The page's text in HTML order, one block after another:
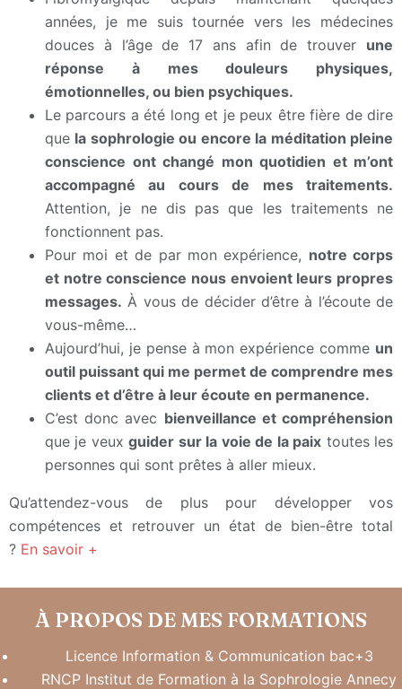
années, je me suis tournée vers les médecines
douces à l’âge de 17 ans afin de trouver une
réponse à mes douleurs physiques,
émotionnelles, ou bien psychiques.
Le parcours a été long et je peux être fière de dire
que la sophrologie ou encore la méditation pleine
conscience ont changé mon quotidien et m’ont
accompagné au cours de mes traitements.
Attention, je ne dis pas que les traitements ne
fonctionnent pas.
Pour moi et de par mon expérience, notre corps
et notre conscience nous envoient leurs propres
messages. À vous de décider d’être à l’écoute de
vous-même…
Aujourd’hui, je pense à mon expérience comme un
outil puissant qui me permet de comprendre mes
clients et d’être à leur écoute en permanence.
C’est donc avec bienveillance et compréhension
que je veuxguider sur la voie de la paix toutes les
personnes qui sont prêtes à aller mieux.
Qu’attendez-vous de plus pour développer vos
compétences et retrouver un état de bien-être total
? En savoir +
À PROPOS DE MES FORMATIONS
Licence Information & Communication bac+3
RNCP Institut de Formation à la Sophrologie Annecy